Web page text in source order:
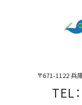
〒671-1122 兵
TEL：